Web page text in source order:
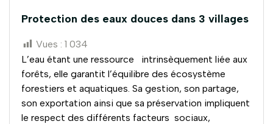
Protection des eaux douces dans 3 villages
Vues : 1 034
L’eau étant une ressource intrinsèquement liée aux
forêts, elle garantit l’équilibre des écosystème
forestiers et aquatiques. Sa gestion, son partage,
son exportation ainsi que sa préservation impliquent
le respect des différents facteurs sociaux,